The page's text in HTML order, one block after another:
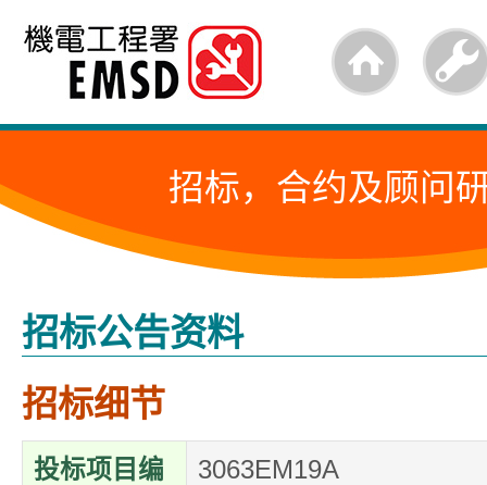
跳
内
的
始
招标，合约及顾问
招标公告资料
招标细节
投标项目编
3063EM19A